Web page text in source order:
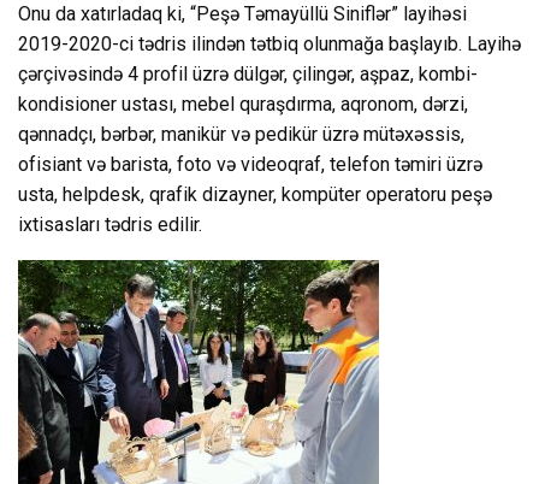
Onu da xatırladaq ki, “Peşə Təmayüllü Siniflər” layihəsi
2019-2020-ci tədris ilindən tətbiq olunmağa başlayıb. Layihə
çərçivəsində 4 profil üzrə dülgər, çilingər, aşpaz, kombi-
kondisioner ustası, mebel quraşdırma, aqronom, dərzi,
qənnadçı, bərbər, manikür və pedikür üzrə mütəxəssis,
ofisiant və barista, foto və videoqraf, telefon təmiri üzrə
usta, helpdesk, qrafik dizayner, kompüter operatoru peşə
ixtisasları tədris edilir.